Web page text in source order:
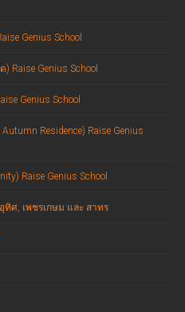
Genius School
Raise Genius School
Genius School
Residence) Raise Genius
Raise Genius School
ทิศ, เพชรเกษม และ สาทร